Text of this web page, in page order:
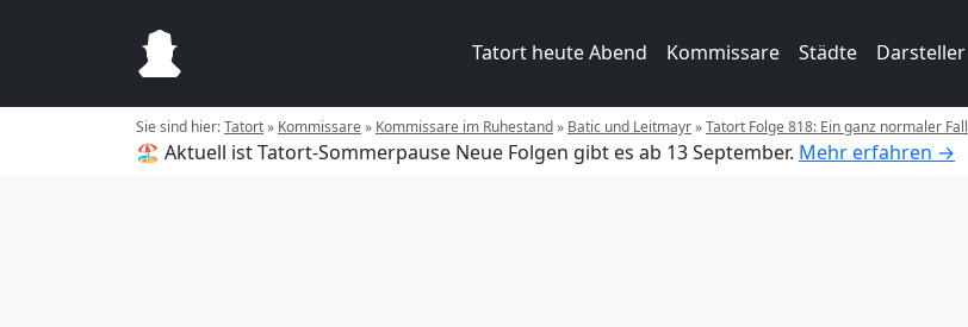
Tatort heute Abend Kommissare Städte Darsteller
Sie sind hier:Tatort» Kommissare» Kommissare im Ruhestand» Batic und Leitmayr»Tatort Folge 818: Ein ganz normaler Fall
🏖️ Aktuell ist Tatort-Sommerpause Neue Folgen gibt es ab 13 September. Mehr erfahren →